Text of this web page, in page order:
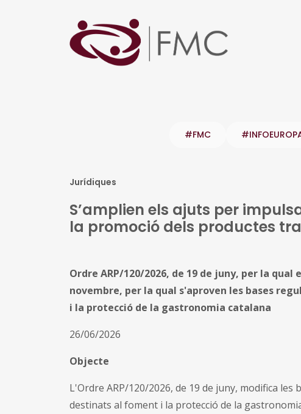
#FMC
Jurídiques
S’amplien els ajuts per
la promoció dels productes
Ordre ARP/120/2026, de 19 de juny, per la qual
novembre, per la qual s'aproven les bases
i la protecció de la gastronomia catalana
26/06/2026
Objecte
L'Ordre ARP/120/2026, de 19 de juny, modifica
destinats al foment i la protecció de la